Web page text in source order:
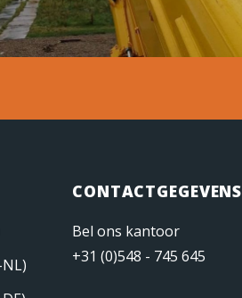
CONTACTGEGEVENS
Bel ons kantoor
+31 (0)548 - 745 645